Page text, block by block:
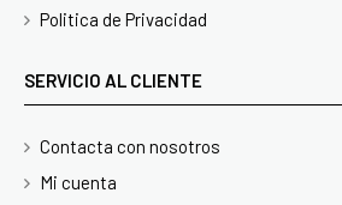
Politica de Privacidad
SERVICIO AL CLIENTE
Contacta con nosotros
Mi cuenta